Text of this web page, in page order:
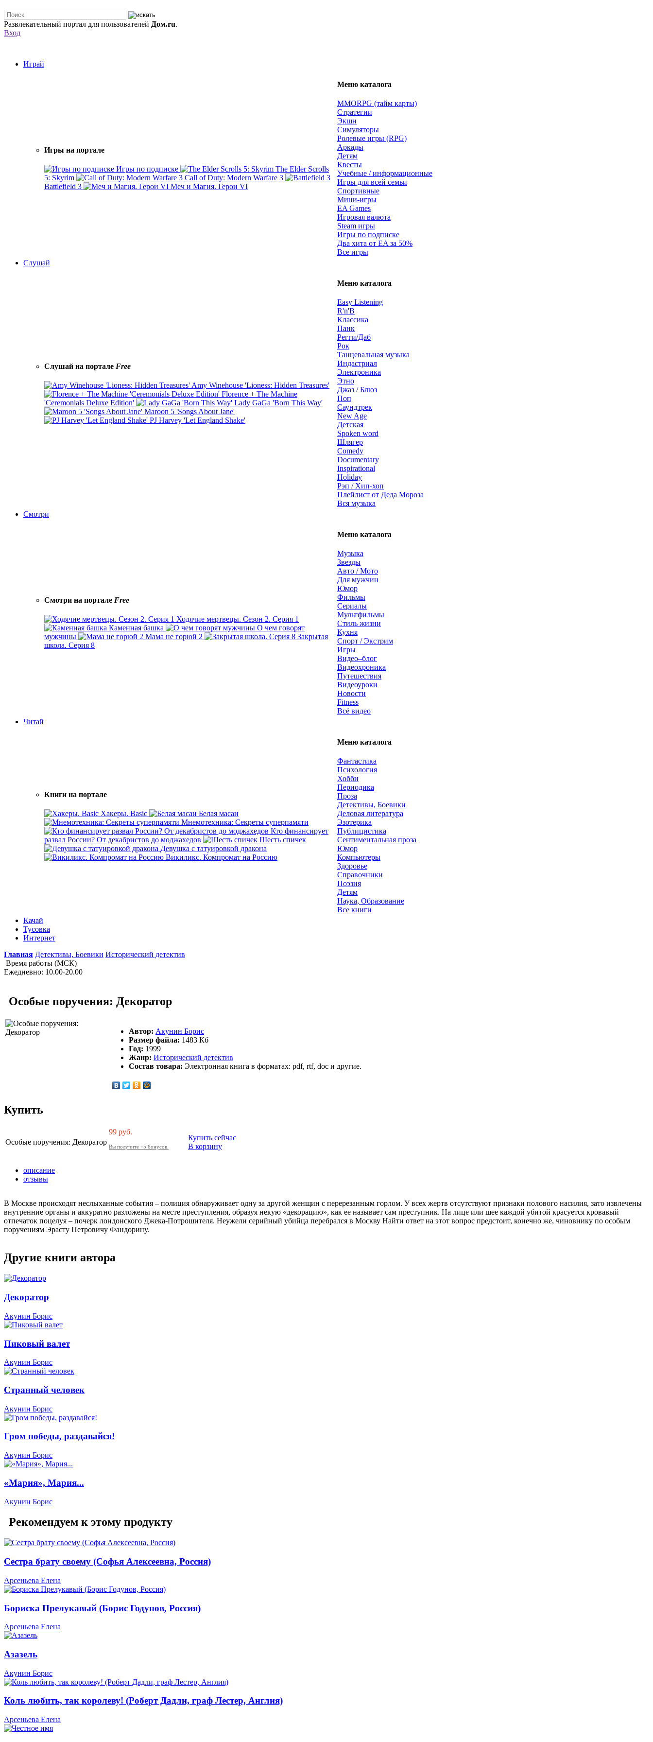
Развлекательный портал для пользователей Дом.ru.
Вход
Играй
Игры на портале
Игры по подписке
The Elder Scrolls
5: Skyrim
Call of Duty: Modern Warfare 3
Battlefield 3
Меч и Магия. Герои VI
Меню каталога
MMORPG (тайм карты)
Стратегии
Экшн
Симуляторы
Ролевые игры (RPG)
Аркады
Детям
Квесты
Учебные / информационные
Игры для всей семьи
Спортивные
Мини-игры
EA Games
Игровая валюта
Steam игры
Игры по подписке
Два хита от EA за 50%
Все игры
Слушай
Слушай на портале Free
Amy Winehouse 'Lioness: Hidden Treasures'
Florence + The Machine
'Ceremonials Deluxe Edition'
Lady GaGa 'Born This Way'
Maroon 5 'Songs About Jane'
PJ Harvey 'Let England Shake'
Меню каталога
Easy Listening
R'n'B
Классика
Панк
Регги/Даб
Рок
Танцевальная музыка
Индастриал
Электроника
Этно
Джаз / Блюз
Поп
Саундтрек
New Age
Детская
Spoken word
Шлягер
Comedy
Documentary
Inspirational
Holiday
Рэп / Хип-хоп
Плейлист от Деда Мороза
Вся музыка
Смотри
Смотри на портале Free
Ходячие мертвецы. Сезон 2. Серия 1
Каменная башка
О чем говорят
мужчины
Мама не горюй 2
Закрытая
школа. Серия 8
Меню каталога
Музыка
Звезды
Авто / Мото
Для мужчин
Юмор
Фильмы
Сериалы
Мультфильмы
Стиль жизни
Кухня
Спорт / Экстрим
Игры
Видео–блог
Видеохроника
Путешествия
Видеоуроки
Новости
Fitness
Всё видео
Читай
Книги на портале
Хакеры. Basic
Белая масаи
Мнемотехника: Секреты суперпамяти
Кто финансирует
развал России? От декабристов до моджахедов
Шесть спичек
Девушка с татуировкой дракона
Викиликс. Компромат на Россию
Меню каталога
Фантастика
Психология
Хобби
Периодика
Проза
Детективы, Боевики
Деловая литература
Эзотерика
Публицистика
Сентиментальная проза
Юмор
Компьютеры
Здоровье
Справочники
Поэзия
Детям
Наука, Образование
Все книги
Качай
Тусовка
Интернет
Главная Детективы, Боевики Исторический детектив
Время работы (МСК)
Ежедневно: 10.00-20.00
Особые поручения: Декоратор
Автор: Акунин Борис
Размер файла: 1483 Кб
Год: 1999
Жанр: Исторический детектив
Состав товара: Электронная книга в форматах: pdf, rtf, doc и другие.
Купить
Особые поручения: Декоратор
99 руб.
Вы получите +5 бонусов.
Купить сейчас
В корзину
описание
отзывы
В Москве происходят неслыханные события – полиция обнаруживает одну за другой женщин с перерезанным горлом. У всех жертв отсутствуют признаки полового насилия, зато извлечены
внутренние органы и аккуратно разложены на месте преступления, образуя некую «декорацию», как ее называет сам преступник. На лице или шее каждой убитой красуется кровавый
отпечаток поцелуя – почерк лондонского Джека-Потрошителя. Неужели серийный убийца перебрался в Москву Найти ответ на этот вопрос предстоит, конечно же, чиновнику по особым
поручениям Эрасту Петровичу Фандорину.
Другие книги автора
Декоратор
Акунин Борис
Пиковый валет
Акунин Борис
Странный человек
Акунин Борис
Гром победы, раздавайся!
Акунин Борис
«Мария», Мария...
Акунин Борис
Рекомендуем к этому продукту
Сестра брату своему (Софья Алексеевна, Россия)
Арсеньева Елена
Бориска Прелукавый (Борис Годунов, Россия)
Арсеньева Елена
Азазель
Акунин Борис
Коль любить, так королеву! (Роберт Дадли, граф Лестер, Англия)
Арсеньева Елена